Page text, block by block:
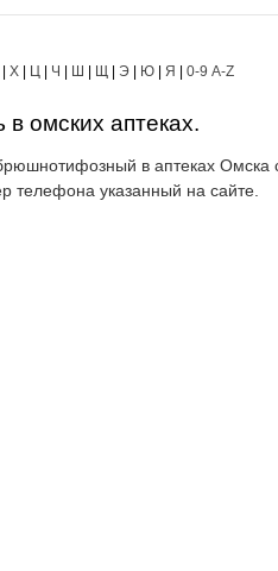
Х Ц Ч Ш Щ Э Ю Я 0-9 A-Z
омских аптеках.
в аптеках Омска
телефона указанный на сайте.